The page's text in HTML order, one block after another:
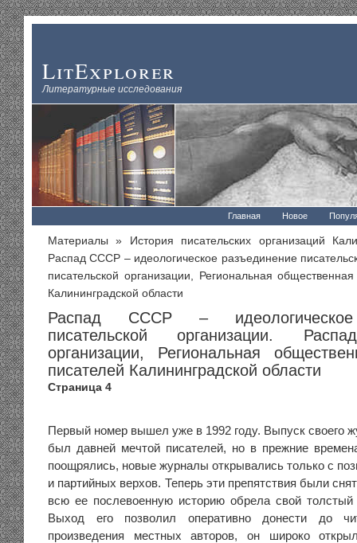
LitExplorer
Литературные исследования
Главная Новое
Материалы »
История писательских организаций
Распад СССР – идеологическое разъединение
писательской организации, Региональная
Калининградской области
Распад СССР – идеологическое
писательской организации.
организации, Региональная
писателей Калининградской области
Страница 4
Первый номер вышел уже в 1992 году. Выпуск своего
был давней мечтой писателей, но в прежние
поощрялись, новые журналы открывались только с
и партийных верхов. Теперь эти препятствия были
всю ее послевоенную историю обрела свой толстый
Выход его позволил оперативно донести до
произведения местных авторов, он широко